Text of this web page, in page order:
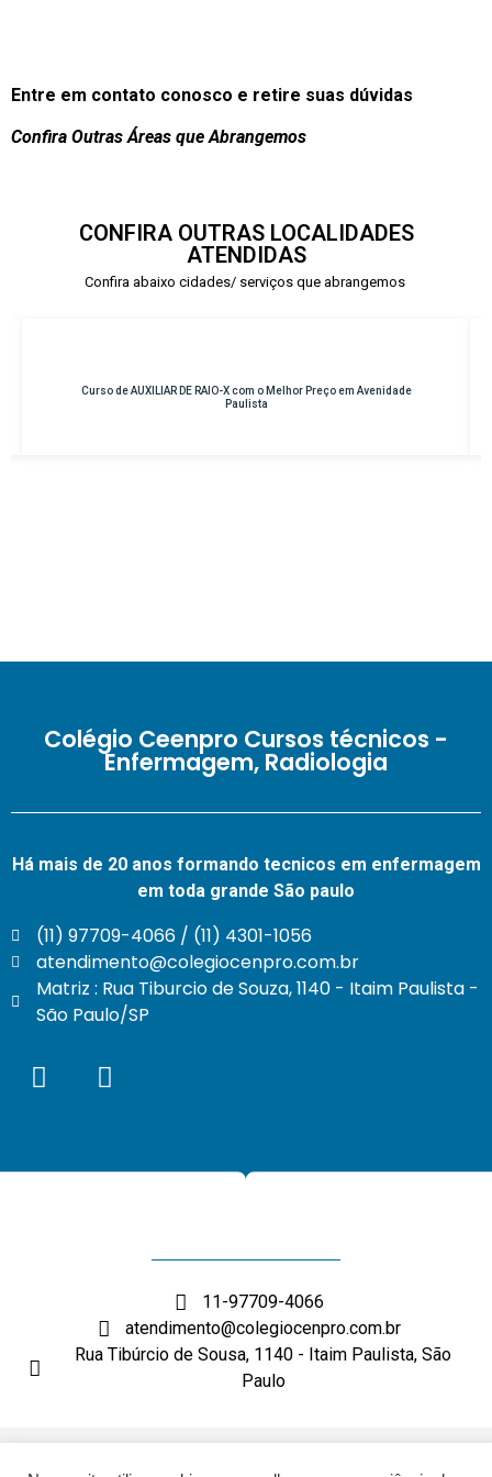
Entre em contato conosco e retire suas dúvidas
Confira Outras Áreas que Abrangemos
CONFIRA OUTRAS LOCALIDADES
ATENDIDAS
Confira abaixo cidades/ serviços que abrangemos
DE RAIO-X com o Melhor Preço em Avenidade
Curso de
Colégio Ceenpro Cursos técnicos -
Enfermagem, Radiologia
Há mais de 20 anos formando tecnicos em enfermagem
em toda grande São paulo
(11) 97709-4066 / (11) 4301-1056
atendimento@colegiocenpro.com.br
Matriz : Rua Tiburcio de Souza, 1140 - Itaim Paulista -
São Paulo/SP
11-97709-4066
atendimento@colegiocenpro.com.br
Rua Tibúrcio de Sousa, 1140 - Itaim Paulista, São
Paulo